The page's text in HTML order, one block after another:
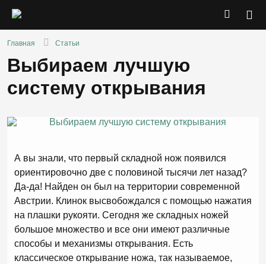
Главная Статьи
Выбираем лучшую
систему открывания
А вы знали, что первый складной нож появился
ориентировочно две с половиной тысячи лет назад?
Да-да! Найден он был на территории современной
Австрии. Клинок высвобождался с помощью нажатия
на плашки рукояти. Сегодня же складных ножей
большое множество и все они имеют различные
способы и механизмы открывания. Есть
классическое открывание ножа, так называемое,